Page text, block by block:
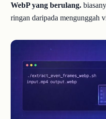
WebP yang berulang.
ringan daripada mengunggah